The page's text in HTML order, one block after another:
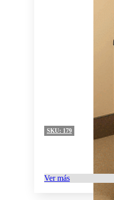
SKU: 179
Ver más